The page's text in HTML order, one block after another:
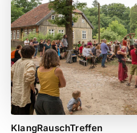
KlangRauschTreffen